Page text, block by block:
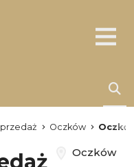
Oczków
Oczków